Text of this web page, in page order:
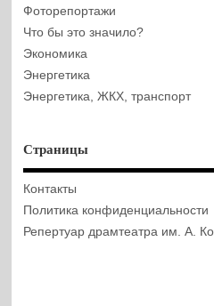
Фоторепортажи
Что бы это значило?
Экономика
Энергетика
Энергетика, ЖКХ, транспорт
Страницы
Контакты
Политика конфиденциальности
Репертуар драмтеатра им. А.